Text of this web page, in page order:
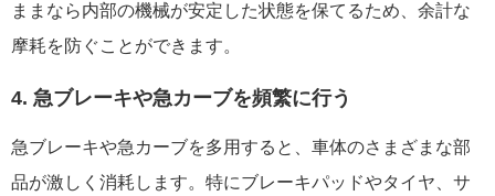
ままなら内部の機械が安定した状態を保てるため、余計な
摩耗を防ぐことができます。
4. 急ブレーキや急カーブを頻繁に行う
急ブレーキや急カーブを多用すると、車体のさまざまな部
品が激しく消耗します。特にブレーキパッドやタイヤ、サ